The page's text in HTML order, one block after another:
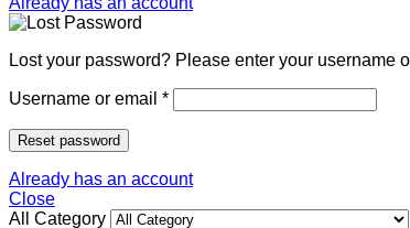
Lost your password? Please enter your username
Username or email *
Reset password
Already has an account
Close
All Category